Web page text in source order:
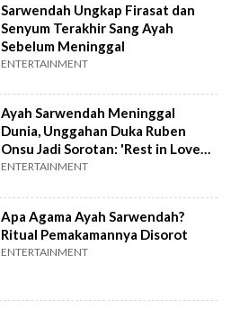
Sarwendah Ungkap Firasat dan
Senyum Terakhir Sang Ayah
Sebelum Meninggal
ENTERTAINMENT
Ayah Sarwendah Meninggal
Dunia, Unggahan Duka Ruben
Onsu Jadi Sorotan: 'Rest in Love
Yeye'
ENTERTAINMENT
Apa Agama Ayah Sarwendah?
Ritual Pemakamannya Disorot
ENTERTAINMENT